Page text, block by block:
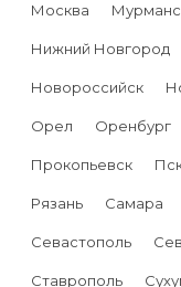
Москва
Нижний Новгород
Новороссийск
Орел Оренбург
Прокопьевск
Рязань Самара
Севастополь
Ставрополь